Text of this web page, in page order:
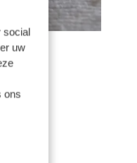
social
uw
ons